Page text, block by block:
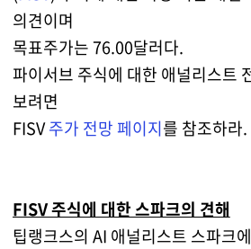
의견이며
목표주가는 76.00달러다.
파이서브 주식에 대한 애널리스트
보려면
FISV주가 전망 페이지를 참조하라.
FISV 주식에 대한 스파크의 견해
팁랭크스의 AI 애널리스트 스파크